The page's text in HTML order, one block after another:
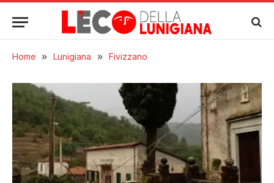
Home » Lunigiana » Fivizzano